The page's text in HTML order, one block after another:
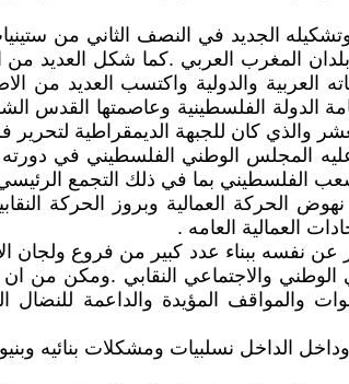
الجديد في النصف الثاني من
المغرب العربي .كما شكل العديد من
العربية والدولية واكتسب العديد من
الدولة الفلسطينية وعاصمتها القدس
والذي كان للجبهة الديمقراطية
الفلسطيني بما في ذلك التجمع
الحركة العمالية وبروز الحركة
العمالية العامه .
نفسه ببناء عدد كبير من فروع ولجان
الوطني والاجتماعي النقابي .ومكن
والمواقف المؤيدة والداعمة للنضال
الداخل نسلبيات ومشكلات بنائيه